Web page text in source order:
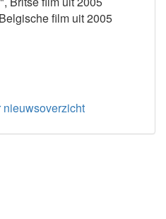
film uit 2005
nieuwsoverzicht